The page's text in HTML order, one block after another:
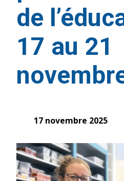
de
17 au 21
17 novembre 2025